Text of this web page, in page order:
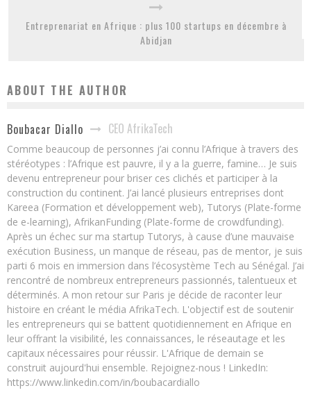
Entreprenariat en Afrique : plus 100 startups en décembre à
Abidjan
ABOUT THE AUTHOR
Boubacar Diallo CEO AfrikaTech
Comme beaucoup de personnes j’ai connu l’Afrique à travers des
stéréotypes : l’Afrique est pauvre, il y a la guerre, famine… Je suis
devenu entrepreneur pour briser ces clichés et participer à la
construction du continent. J’ai lancé plusieurs entreprises dont
Kareea (Formation et développement web), Tutorys (Plate-forme
de e-learning), AfrikanFunding (Plate-forme de crowdfunding).
Après un échec sur ma startup Tutorys, à cause d’une mauvaise
exécution Business, un manque de réseau, pas de mentor, je suis
parti 6 mois en immersion dans l’écosystème Tech au Sénégal. J’ai
rencontré de nombreux entrepreneurs passionnés, talentueux et
déterminés. A mon retour sur Paris je décide de raconter leur
histoire en créant le média AfrikaTech. L'objectif est de soutenir
les entrepreneurs qui se battent quotidiennement en Afrique en
leur offrant la visibilité, les connaissances, le réseautage et les
capitaux nécessaires pour réussir. L'Afrique de demain se
construit aujourd'hui ensemble. Rejoignez-nous ! LinkedIn:
https://www.linkedin.com/in/boubacardiallo